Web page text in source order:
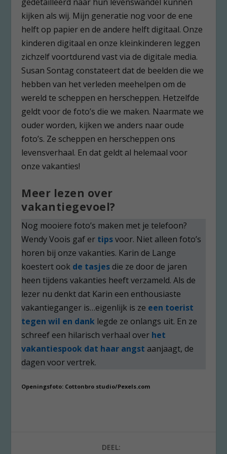
kijken als wij. Mijn generatie nog voor de ene
helft op papier en de andere helft digitaal. Onze
kinderen digitaal en onze kleinkinderen leggen
zichzelf voortdurend vast via de digitale media.
Susan Sontag constateert dat de beelden die we
hebben van het verleden meehelpen om de
wereld te scheppen en herscheppen. Hetzelfde
geldt voor de foto’s die we maken. Naarmate we
ouder worden, kijken we anders naar oude
foto’s. Ze scheppen en herscheppen ons
levensverhaal. En dat geldt al helemaal voor
onze vakanties!
Meer lezen over
vakantiegevoel?
Nog mooiere foto’s maken met je telefoon?
Wendy Voois gaf er tipsvoor. Niet alleen foto’s
horen bij onze vakanties. Karin de Lange
koestert ook de tasjes die ze door de jaren
heen tijdens vakanties heeft verzameld. Als de
lezer nu denkt dat Karin een enthousiaste
vakantieganger is…eigenlijk is ze een toerist
tegen wil en dank legde ze onlangs uit. En ze
schreef een hilarisch verhaal over het
vakantiespook dat haar angst aanjaagt, de
dagen voor vertrek.
Openingsfoto: Cottonbro studio/Pexels.com
DEEL: